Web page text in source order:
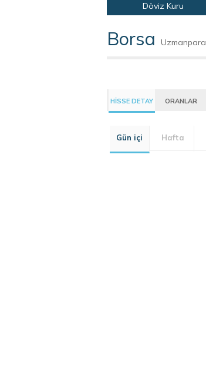
Döviz Kuru
Borsa Uzmanpara
HİSSE DETAY ORANLAR
Gün içi Hafta